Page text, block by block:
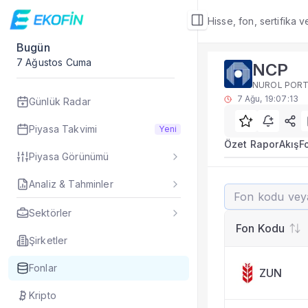
Hisse, fon, sertifika
Bugün
7 Ağustos Cuma
Günlük Radar
Piyasa Takvimi Yeni
Piyasa Görünümü
Analiz & Tahminler
Sektörler
Şirketler
Fonlar
Kripto
Fon Detay
Rakip Analizi
NCP benzer
NCP fonu rakip
TEFAS NCP
Fon verileri hangi
NCP fonunu diğer
Evet. Fon detay
Fon Detay— İlgili
Fon Portföyü
NCP
NUROL
7 Ağu, 19:07:13
Özet RaporAkış
NCP
Fon Kodu
ZUN